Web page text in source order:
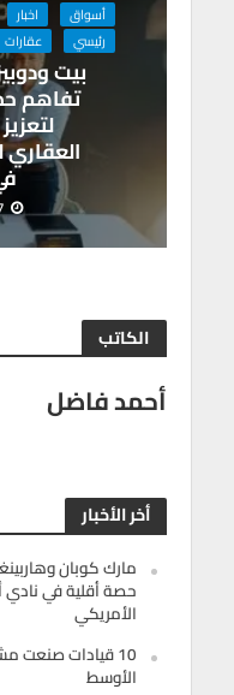
أسواق اخبار
رئيسي
عقارات
بيت
الكاتب
أحمد فاضل
أخر الأخبار
مارك كوبان
حصة أقلية في نادي
الأمريكي
10 قيادات صنعت
الأوسط